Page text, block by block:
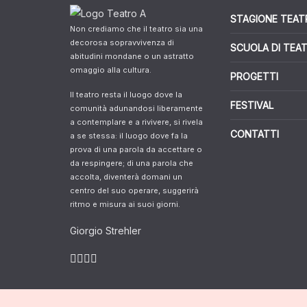
Non crediamo che il teatro sia una
decorosa sopravvivenza di
abitudini mondane o un astratto
omaggio alla cultura.
Il teatro resta il luogo dove la
comunità adunandosi liberamente
a contemplare e a rivivere, si rivela
a se stessa: il luogo dove fa la
prova di una parola da accettare o
da respingere; di una parola che
accolta, diventerà domani un
centro del suo operare, suggerirà
ritmo e misura ai suoi giorni.
Giorgio Strehler
STAGIONE
SCUOLA DI
PROGETTI
FESTIVAL
CONTATTI